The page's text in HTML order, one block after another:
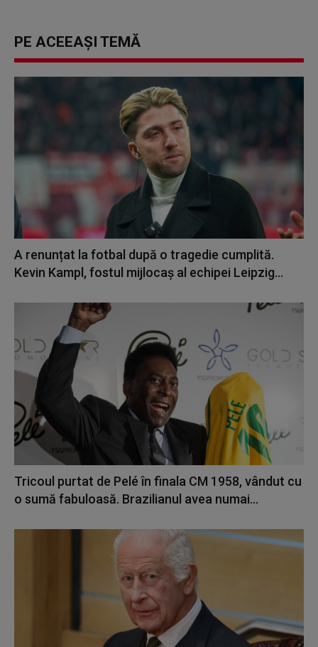
PE ACEEAȘI TEMĂ
A renunțat la fotbal după o tragedie cumplită.
Kevin Kampl, fostul mijlocaş al echipei Leipzig...
Tricoul purtat de Pelé în finala CM 1958, vândut cu
o sumă fabuloasă. Brazilianul avea numai...